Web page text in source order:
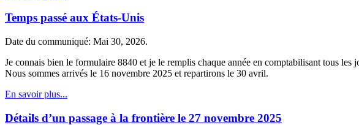
Temps passé aux États-Unis
Date du communiqué: Mai 30, 2026.
Je connais bien le formulaire 8840 et je le remplis chaque année en comptabilisant tous
Nous sommes arrivés le 16 novembre 2025 et repartirons le 30 avril.
En savoir plus...
Détails d’un passage à la frontière le 27 novembre 2025